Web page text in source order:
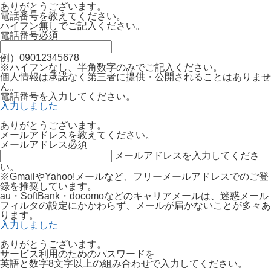
ありがとうございます。
電話番号を教えてください。
ハイフン無しでご記入ください。
電話番号必須
例）09012345678
※ハイフンなし、半角数字のみでご記入ください。
個人情報は承諾なく第三者に提供・公開されることはありませ
ん。
電話番号を入力してください。
入力しました
ありがとうございます。
メールアドレスを教えてください。
メールアドレス必須
メールアドレスを入力してくださ
い。
※GmailやYahoo!メールなど、フリーメールアドレスでのご登
録を推奨しています。
au・SoftBank・docomoなどのキャリアメールは、迷惑メール
フィルタの設定にかかわらず、メールが届かないことが多々あ
ります。
入力しました
ありがとうございます。
サービス利用のためのパスワードを
英語と数字8文字以上の組み合わせで入力してください。